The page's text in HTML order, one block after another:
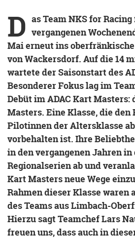
D as Team NKS for
vergangenen
Mai erneut ins
von Wackersdorf. Auf die 14
wartete der Saisonstart des
Besonderer Fokus lag im
Debüt im ADAC Kart
Masters. Eine Klasse, die den
Pilotinnen der Altersklasse
vorbehalten ist. Ihre
in den vergangenen Jahren in
Regionalserien ab und
Kart Masters neue Wege
Rahmen dieser Klasse waren
des Teams aus Limbach-
Hierzu sagt Teamchef Lars
freuen uns, dass auch in